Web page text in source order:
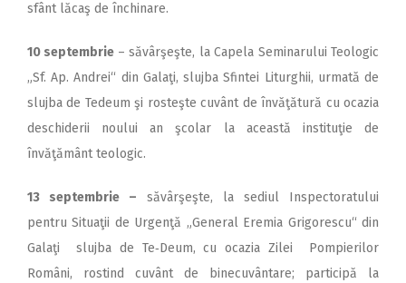
sfânt lăcaş de închinare.
10 septembrie – săvârşeşte, la Capela Seminarului Teologic
„Sf. Ap. Andrei“ din Galaţi, slujba Sfintei Liturghii, urmată de
slujba de Tedeum şi rosteşte cuvânt de învăţătură cu ocazia
deschiderii noului an şcolar la această instituţie de
învăţământ teologic.
13 septembrie – săvârşeşte, la sediul Inspectoratului
pentru Situaţii de Urgenţă „General Eremia Grigorescu“ din
Galaţi slujba de Te‑Deum, cu ocazia Zilei Pompierilor
Români, rostind cuvânt de binecuvântare; participă la